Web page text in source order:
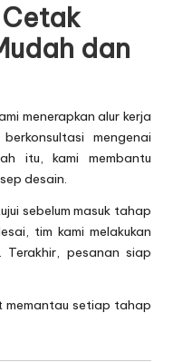
dan
menerapkan alur kerja
mengenai
itu, kami membantu
desain.
sebelum masuk tahap
tim kami melakukan
Terakhir, pesanan siap
memantau setiap tahap